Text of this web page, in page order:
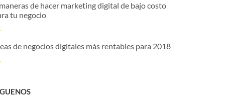
de hacer marketing digital de bajo costo
tu negocio
de negocios digitales más rentables para 2018